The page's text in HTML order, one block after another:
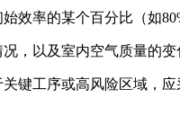
效率的某个百分比（如
，以及室内空气质量的变
键工序或高风险区域，应